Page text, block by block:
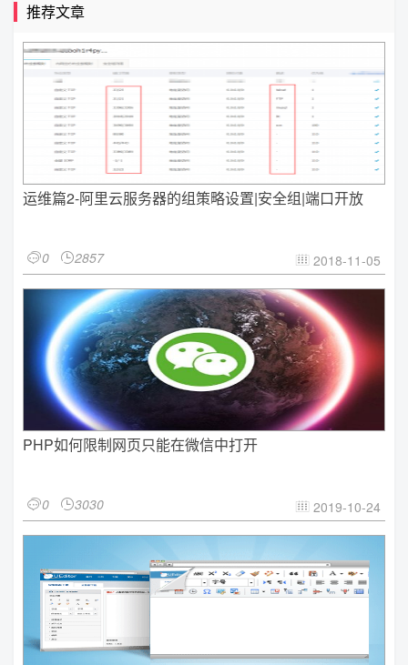
推荐文章
运维篇2-阿里云服务器的组策略设置|安全组|端口开放
0 2857  2018-11-05
PHP如何限制网页只能在微信中打开
0 3030  2019-10-24